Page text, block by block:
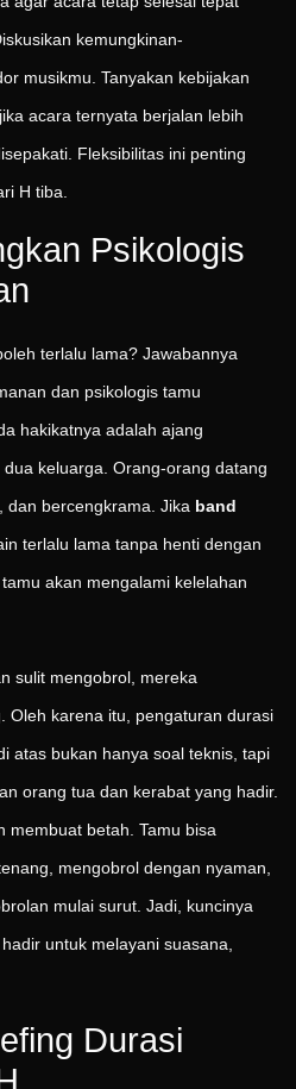
kemungkinan-
musikmu. Tanyakan kebijakan
acara ternyata berjalan lebih
Fleksibilitas ini penting
H tiba.
Psikologis
terlalu lama? Jawabannya
dan psikologis tamu
hakikatnya adalah ajang
keluarga. Orang-orang datang
dan bercengkrama. Jika band
terlalu lama tanpa henti dengan
akan mengalami kelelahan
sulit mengobrol, mereka
Oleh karena itu, pengaturan durasi
atas bukan hanya soal teknis, tapi
orang tua dan kerabat yang hadir.
membuat betah. Tamu bisa
mengobrol dengan nyaman,
mulai surut. Jadi, kuncinya
untuk melayani suasana,
Durasi